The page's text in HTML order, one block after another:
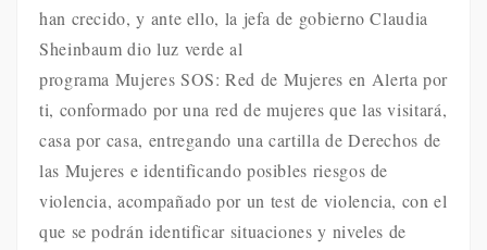
han crecido, y ante ello, la jefa de gobierno Claudia
Sheinbaum dio luz verde al
programa Mujeres SOS: Red de Mujeres en Alerta por
ti, conformado por una red de mujeres que las visitará,
casa por casa, entregando una cartilla de Derechos de
las Mujeres e identificando posibles riesgos de
violencia, acompañado por un test de violencia, con el
que se podrán identificar situaciones y niveles de